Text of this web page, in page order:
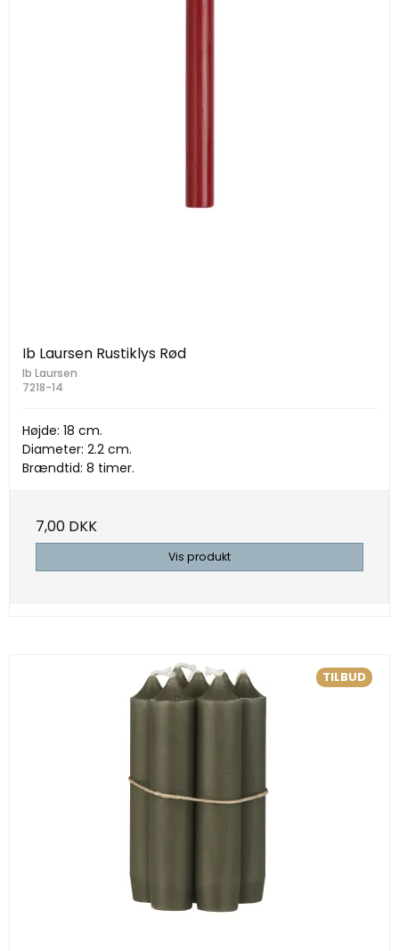
Ib Laursen Rustiklys Rød
Ib Laursen
7218-14
Højde: 18 cm.
Diameter: 2.2 cm.
Brændtid: 8 timer.
7,00 DKK
Vis produkt
TILBUD